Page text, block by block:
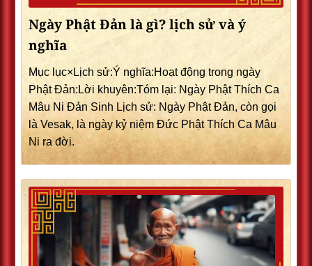
Ngày Phật Đản là gì? lịch sử và ý
nghĩa
Mục lục×Lịch sử:Ý nghĩa:Hoạt động trong ngày
Phật Đản:Lời khuyên:Tóm lại: Ngày Phật Thích Ca
Mâu Ni Đản Sinh Lịch sử: Ngày Phật Đản, còn gọi
là Vesak, là ngày kỷ niệm Đức Phật Thích Ca Mâu
Ni ra đời.